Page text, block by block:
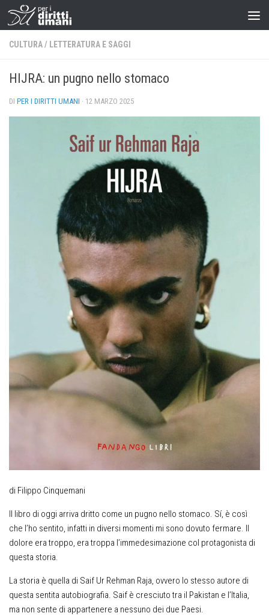
CULTURA/ LETTERATURA E SAGGI
HIJRA: un pugno nello stomaco
DI PER I DIRITTI UMANI · 12 MARZO 2025
di Filippo Cinquemani
Il libro di oggi arriva dritto come un pugno nello stomaco. Sí, è così
che l’ho sentito, infatti in diversi momenti mi sono dovuto fermare. Il
dolore era troppo, era troppa l’immedesimazione col protagonista di
questa storia.
La storia è quella di Saif Ur Rehman Raja, ovvero lo stesso autore di
questa sentita autobiografia. Saif è cresciuto tra il Pakistan e l’Italia,
ma non sente di appartenere a nessuno dei due Paesi.